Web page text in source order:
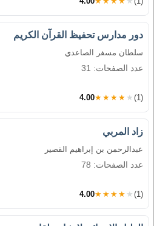
دور مدارس تحفيظ القرآن الكريم
سلطان مسفر الصاعدي
عدد الصفحات: 31
4.00★★★★★ (1)
زاد المربي
عبدالرحمن بن إبراهيم القصير
عدد الصفحات: 78
4.00★★★★★ (1)